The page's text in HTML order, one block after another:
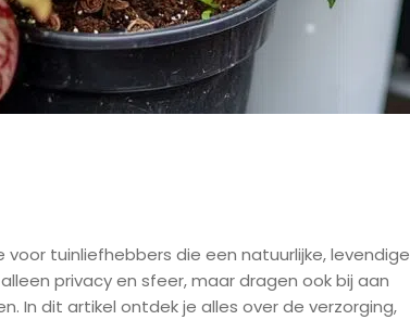
tuinliefhebbers die een natuurlijke, levendige
privacy en sfeer, maar dragen ook bij aan
In dit artikel ontdek je alles over de verzorging,